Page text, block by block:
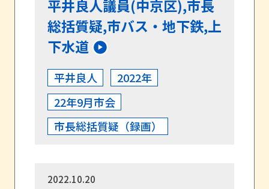
平井良人議員(中京区),市長
総括質疑,市バス・地下鉄,上
下水道
平井良人
2022年
22年9月市会
市長総括質疑（録画）
2022.10.20